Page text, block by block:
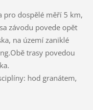
pro dospělé měří 5 km,
závodu povede opět
na území zaniklé
trasy povedou
hod granátem,